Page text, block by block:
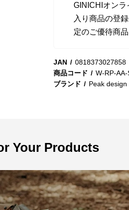
GINICHIオン
入り商品の登
定のご優待商
JAN
0818373027858
商品コード
W-RP-
ブランド
Peak design
Your Products